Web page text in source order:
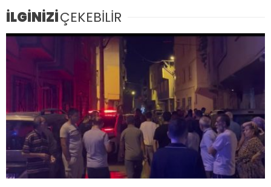
İLGİNİZİÇEKEBİLİR